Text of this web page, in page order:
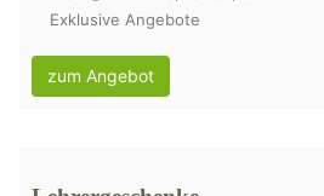
Exklusive Angebote
zum Angebot